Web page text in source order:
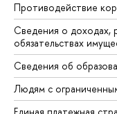
Противодействие
Сведения о доходах,
обязательствах
Сведения об
Людям с